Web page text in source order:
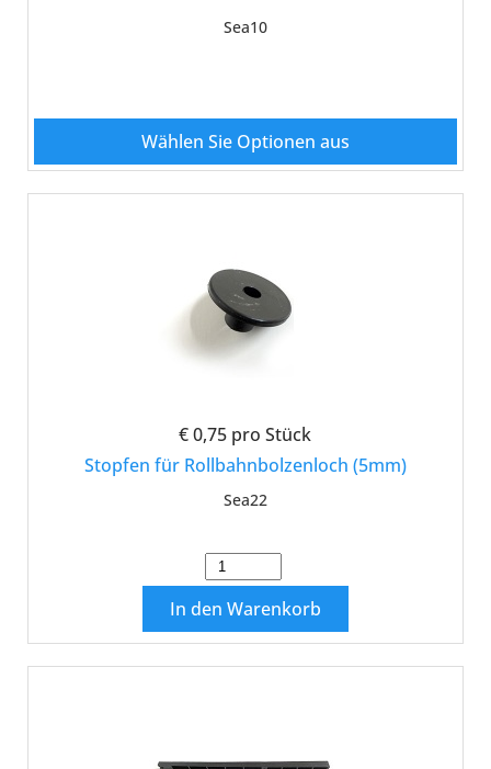
Sea10
Wählen Sie Optionen aus
€ 0,75 pro Stück
Stopfen für Rollbahnbolzenloch (5mm)
Sea22
In den Warenkorb